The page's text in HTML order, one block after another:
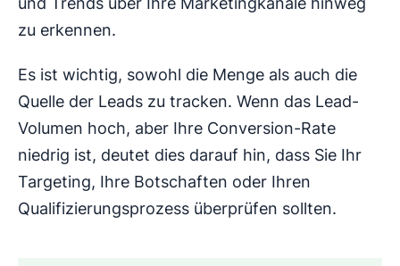
zu erkennen.
Es ist wichtig, sowohl die Menge als auch die
Quelle der Leads zu tracken. Wenn das Lead-
Volumen hoch, aber Ihre Conversion-Rate
niedrig ist, deutet dies darauf hin, dass Sie Ihr
Targeting, Ihre Botschaften oder Ihren
Qualifizierungsprozess überprüfen sollten.